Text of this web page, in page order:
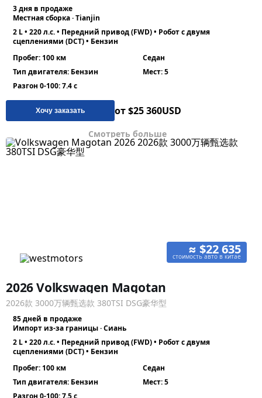
3 дня в продаже
Местная сборка · Tianjin
2 L • 220 л.с. • Передний привод (FWD) • Робот с двумя
сцеплениями (DCT) • Бензин
Пробег: 100 км
Седан
Тип двигателя: Бензин
Мест: 5
Разгон 0-100: 7.4 с
Хочу заказать от $25 360USD
Смотреть больше
≈ $22 635
стоимость авто в китае
2026 Volkswagen Magotan
2026款 3000万辆甄选款 380TSI DSG豪华型
85 дней в продаже
Импорт из-за границы · Сиань
2 L • 220 л.с. • Передний привод (FWD) • Робот с двумя
сцеплениями (DCT) • Бензин
Пробег: 100 км
Седан
Тип двигателя: Бензин
Мест: 5
Разгон 0-100: 7.5 с